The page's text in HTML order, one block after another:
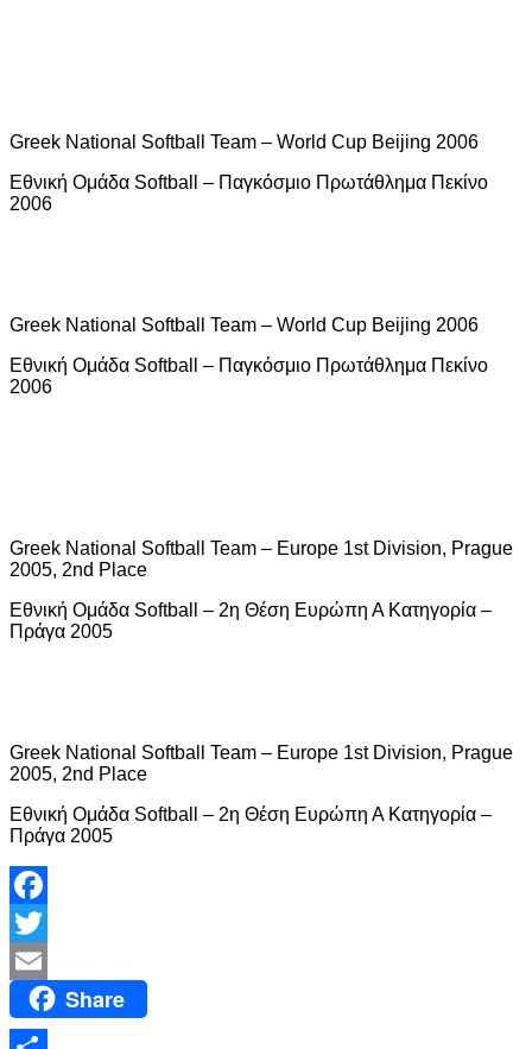
Greek National Softball Team – World Cup Beijing 2006
Εθνική Ομάδα Softball – Παγκόσμιο Πρωτάθλημα Πεκίνο
2006
Greek National Softball Team – World Cup Beijing 2006
Εθνική Ομάδα Softball – Παγκόσμιο Πρωτάθλημα Πεκίνο
2006
Greek National Softball Team – Europe 1st Division, Prague
2005, 2nd Place
Εθνική Ομάδα Softball – 2η Θέση Ευρώπη Α Κατηγορία –
Πράγα 2005
Greek National Softball Team – Europe 1st Division, Prague
2005, 2nd Place
Εθνική Ομάδα Softball – 2η Θέση Ευρώπη Α Κατηγορία –
Πράγα 2005
Facebook
Twitter
Email Share